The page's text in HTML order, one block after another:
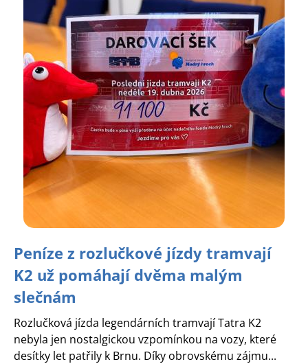
Peníze z rozlučkové jízdy tramvají
K2 už pomáhají dvěma malým
slečnám
Rozlučková jízda legendárních tramvají Tatra K2
nebyla jen nostalgickou vzpomínkou na vozy, které
desítky let patřily k Brnu. Díky obrovskému zájmu...